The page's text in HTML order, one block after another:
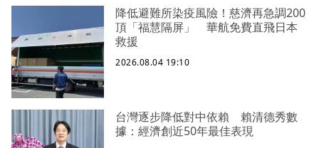
降低避難所染疫風險！慈濟再急調200
頂「福慧隔屏」 華航免費直飛日本
救援
2026.08.04 19:10
台灣逐步降低對中依賴 賴清德秀數
據：經濟創近50年最佳表現